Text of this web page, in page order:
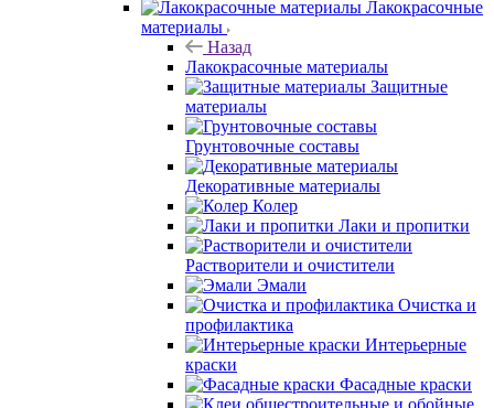
Лакокрасочные
материалы
Назад
Лакокрасочные материалы
Защитные
материалы
Грунтовочные составы
Декоративные материалы
Колер
Лаки и пропитки
Растворители и очистители
Эмали
Очистка и
профилактика
Интерьерные
краски
Фасадные краски